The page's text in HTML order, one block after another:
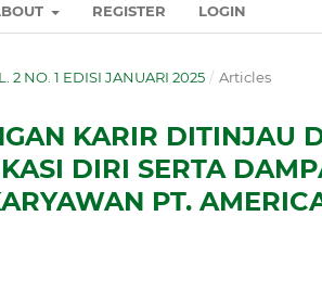
REGISTER LOGIN
2 NO. 1 EDISI JANUARI 2025 / Articles
KARIR DITINJAU
DIRI SERTA
PT.